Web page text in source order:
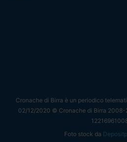
Cronache di Birra è un periodico
02/12/2020 © Cronache di Birra 2008-
Foto stock da